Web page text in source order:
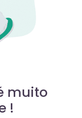
muito
!